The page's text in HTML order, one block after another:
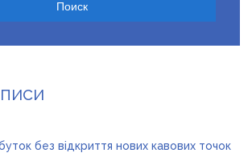
без відкриття нових кавових точок